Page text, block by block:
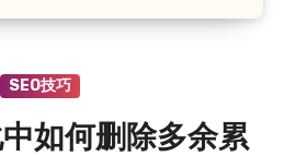
SEO技巧
如何删除多余累